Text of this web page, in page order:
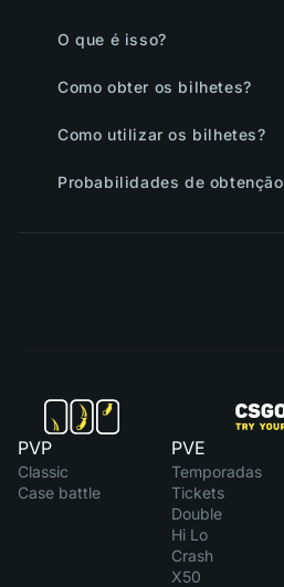
O que é isso?
Como obter os bilhetes?
Como utilizar os bilhetes?
Probabilidades de obtenção
PVP
Classic
Case battle
PVE
Temporadas
Tickets
Double
Hi Lo
Crash
X50